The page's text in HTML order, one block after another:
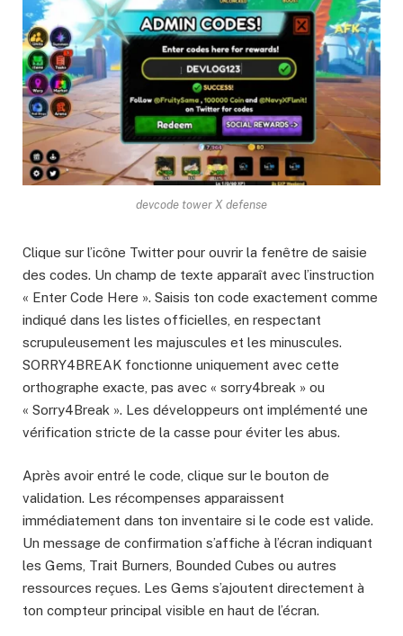
devcode tower X defense
Clique sur l’icône Twitter pour ouvrir la fenêtre de saisie
des codes. Un champ de texte apparaît avec l’instruction
« Enter Code Here ». Saisis ton code exactement comme
indiqué dans les listes officielles, en respectant
scrupuleusement les majuscules et les minuscules.
SORRY4BREAK fonctionne uniquement avec cette
orthographe exacte, pas avec « sorry4break » ou
« Sorry4Break ». Les développeurs ont implémenté une
vérification stricte de la casse pour éviter les abus.
Après avoir entré le code, clique sur le bouton de
validation. Les récompenses apparaissent
immédiatement dans ton inventaire si le code est valide.
Un message de confirmation s’affiche à l’écran indiquant
les Gems, Trait Burners, Bounded Cubes ou autres
ressources reçues. Les Gems s’ajoutent directement à
ton compteur principal visible en haut de l’écran.